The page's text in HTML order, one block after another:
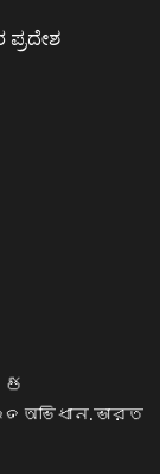
অভিধান.ভারত